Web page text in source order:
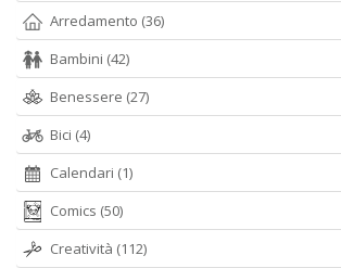
Arredamento (36)
Bambini (42)
Benessere (27)
Bici (4)
Calendari (1)
Comics (50)
Creatività (112)